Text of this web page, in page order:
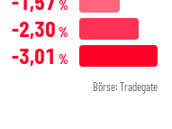
%
-2,30 %
-3,01 %
Börse: Tradegate